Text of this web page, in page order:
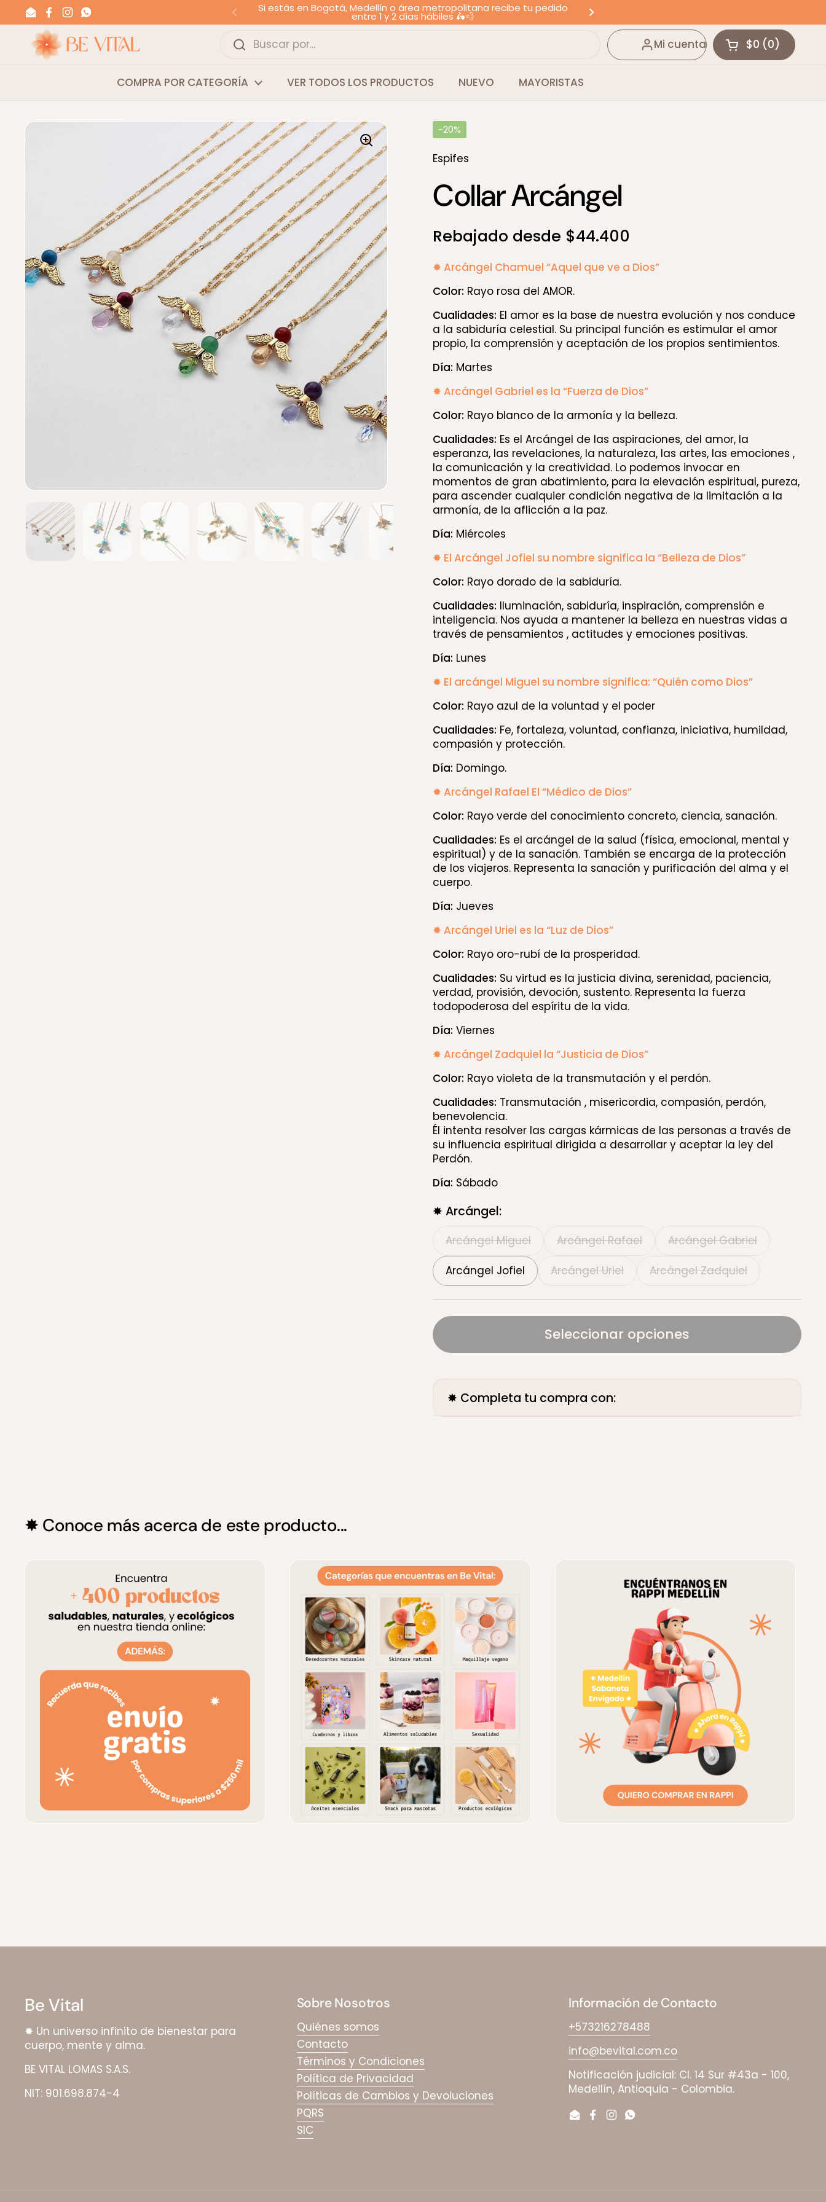
Ir al contenido
EmailFacebook
Instagram
WhatsApp Anterior
Si estás en Bogotá, Medellín o área metropolitana recibe tu pedido
entre 1 y 2 días hábiles 🛵💨
Siguiente
Mi cuenta
Abrir carrito
Carrito Total:
$0 0
productos en
COMPRA POR CATEGORÍA VER TODOS LOS PRODUCTOS NUEVO MAYORISTAS
Mostrar diapositiva 1Mostrar diapositiva 2Mostrar diapositiva 3Mostrar diapositiva 4Mostrar diapositiva 5
Mostrar diapositiva 6Mostrar diapositiva 7
Mostrar diapositiva 8
-20%
Espifes
Collar Arcángel
Precio:
Rebajado desde $44.400
✸ Arcángel Chamuel “Aquel que ve a Dios”
Color: Rayo rosa del AMOR.
Cualidades: El amor es la base de nuestra evolución y nos conduce
a la sabiduría celestial. Su principal función es estimular el amor
propio, la comprensión y aceptación de los propios sentimientos.
Día: Martes
✸ Arcángel Gabriel es la “Fuerza de Dios”
Color: Rayo blanco de la armonía y la belleza.
Cualidades: Es el Arcángel de las aspiraciones, del amor, la
esperanza, las revelaciones, la naturaleza, las artes, las emociones ,
la comunicación y la creatividad. Lo podemos invocar en
momentos de gran abatimiento, para la elevación espiritual, pureza,
para ascender cualquier condición negativa de la limitación a la
armonía, de la aflicción a la paz.
Día: Miércoles
✸ El Arcángel Jofiel su nombre significa la “Belleza de Dios”
Color: Rayo dorado de la sabiduría.
Cualidades: Iluminación, sabiduría, inspiración, comprensión e
inteligencia. Nos ayuda a mantener la belleza en nuestras vidas a
través de pensamientos , actitudes y emociones positivas.
Día: Lunes
✸ El arcángel Miguel su nombre significa: “Quién como Dios”
Color: Rayo azul de la voluntad y el poder
Cualidades: Fe, fortaleza, voluntad, confianza, iniciativa, humildad,
compasión y protección.
Día: Domingo.
✸ Arcángel Rafael El “Médico de Dios”
Color: Rayo verde del conocimiento concreto, ciencia, sanación.
Cualidades: Es el arcángel de la salud (física, emocional, mental y
espiritual) y de la sanación. También se encarga de la protección
de los viajeros. Representa la sanación y purificación del alma y el
cuerpo.
Día: Jueves
✸ Arcángel Uriel es la “Luz de Dios”
Color: Rayo oro-rubí de la prosperidad.
Cualidades: Su virtud es la justicia divina, serenidad, paciencia,
verdad, provisión, devoción, sustento. Representa la fuerza
todopoderosa del espíritu de la vida.
Día: Viernes
✸ Arcángel Zadquiel la “Justicia de Dios”
Color: Rayo violeta de la transmutación y el perdón.
Cualidades: Transmutación , misericordia, compasión, perdón,
benevolencia.
Él intenta resolver las cargas kármicas de las personas a través de
su influencia espiritual dirigida a desarrollar y aceptar la ley del
Perdón.
Día: Sábado
✸ Arcángel:
Arcángel Miguel Arcángel Rafael Arcángel Gabriel
Arcángel Jofiel Arcángel Uriel Arcángel Zadquiel
Seleccionar opciones
✸ Completa tu compra con:
✸ Conoce más acerca de este producto...
Be Vital
✸ Un universo infinito de bienestar para
cuerpo, mente y alma.
BE VITAL LOMAS S.A.S.
NIT: 901.698.874-4
Sobre Nosotros
Quiénes somos
Contacto
Términos y Condiciones
Política de Privacidad
Políticas de Cambios y Devoluciones
PQRS
SIC
Información de Contacto
+573216278488
info@bevital.com.co
Notificación judicial: Cl. 14 Sur #43a - 100,
Medellín, Antioquia - Colombia.
EmailFacebook
Instagram
WhatsApp